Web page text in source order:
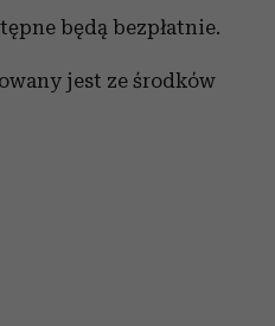
będą bezpłatnie.
jest ze środków